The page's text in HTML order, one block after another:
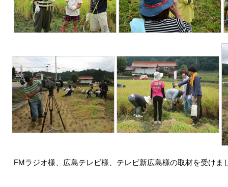
FMラジオ様、広島テレビ様、テレビ新広島様の取材を受けま